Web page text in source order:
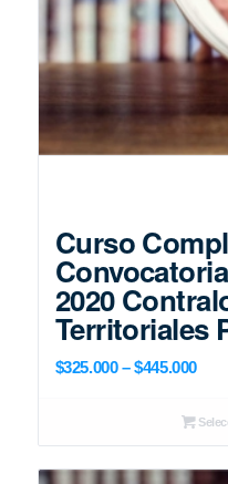
Curso
2020
Territoriales
$325.000 – $445.000Price